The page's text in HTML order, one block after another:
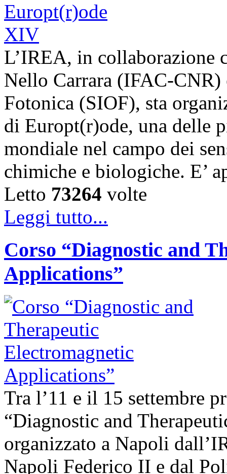
L’IREA, in collaborazione
Nello Carrara (IFAC-CNR)
Fotonica (SIOF), sta
di Europt(r)ode, una delle
mondiale nel campo dei
chimiche e biologiche. E’
Letto 73264 volte
Leggi tutto...
Corso “Diagnostic and
Applications”
Tra l’11 e il 15 settembre
“Diagnostic and
organizzato a Napoli
Napoli Federico II e dal